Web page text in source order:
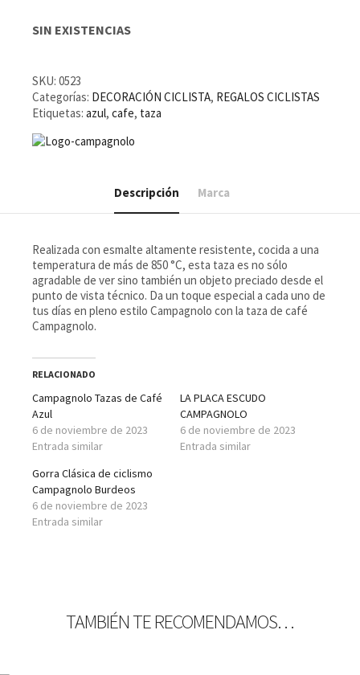
SIN EXISTENCIAS
SKU: 0523
Categorías: DECORACIÓN CICLISTA, REGALOS CICLISTAS
Etiquetas: azul, cafe, taza
Descripción Marca
Realizada con esmalte altamente resistente, cocida a una
temperatura de más de 850 °C, esta taza es no sólo
agradable de ver sino también un objeto preciado desde el
punto de vista técnico. Da un toque especial a cada uno de
tus días en pleno estilo Campagnolo con la taza de café
Campagnolo.
RELACIONADO
Campagnolo Tazas de Café
Azul
6 de noviembre de 2023
Entrada similar
LA PLACA ESCUDO
CAMPAGNOLO
6 de noviembre de 2023
Entrada similar
Gorra Clásica de ciclismo
Campagnolo Burdeos
6 de noviembre de 2023
Entrada similar
TAMBIÉN TE RECOMENDAMOS…